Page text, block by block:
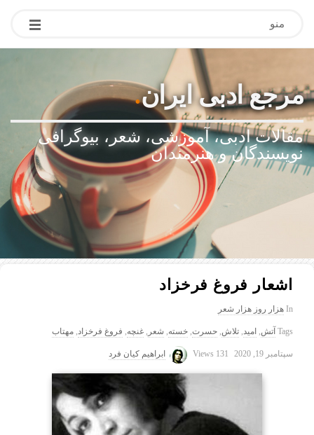
منو
مرجع ادبی ایران.
مقالات ادبی، آموزشی، شعر، بیوگرافی
نویسندگان و هنرمندان
اشعار فروغ فرخزاد
In هزار روز هزار شعر
Tags آتش, امید, تلاش, حسرت, خسته, شعر , غنچه, فروغ فرخزاد, مهتاب
سپتامبر 19, 2020 131 Views ابراهیم کیان فرد